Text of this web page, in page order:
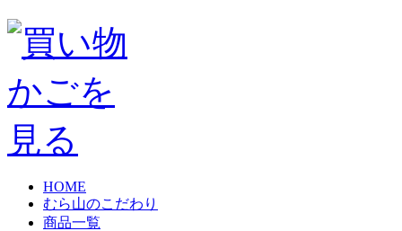
HOME
むら山のこだわり
商品一覧